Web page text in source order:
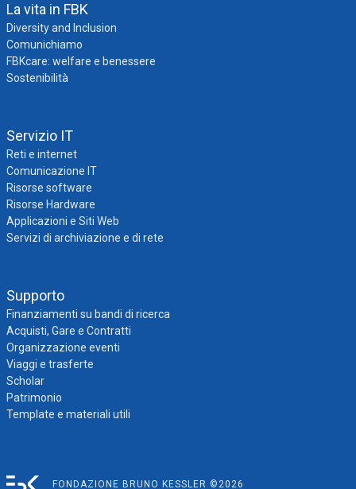
La vita in FBK
Diversity and Inclusion
Comunichiamo
FBKcare: welfare e benessere
Sostenibilità
Servizio IT
Reti e internet
Comunicazione IT
Risorse software
Risorse Hardware
Applicazioni e Siti Web
Servizi di archiviazione e di rete
Supporto
Finanziamenti su bandi di ricerca
Acquisti, Gare e Contratti
Organizzazione eventi
Viaggi e trasferte
Scholar
Patrimonio
Template e materiali utili
FONDAZIONE BRUNO KESSLER ©2026